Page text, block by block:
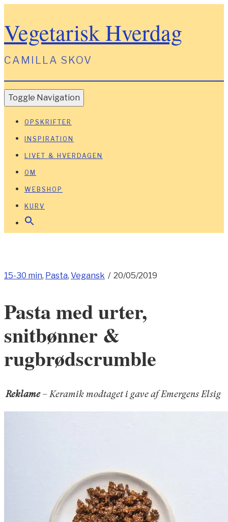
Vegetarisk Hverdag
CAMILLA SKOV
Toggle Navigation
OPSKRIFTER
INSPIRATION
LIVET & HVERDAGEN
OM
WEBSHOP
KURV
15-30 min, Pasta, Vegansk / 20/05/2019
Pasta med urter,
snitbønner &
rugbrødscrumble
Reklame– Keramik modtaget i gave af Emergens Elsig